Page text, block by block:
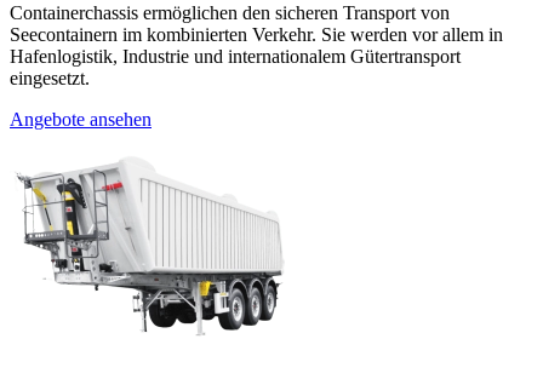
Containerchassis ermöglichen den sicheren Transport von
Seecontainern im kombinierten Verkehr. Sie werden vor allem in
Hafenlogistik, Industrie und internationalem Gütertransport
eingesetzt.
Angebote ansehen